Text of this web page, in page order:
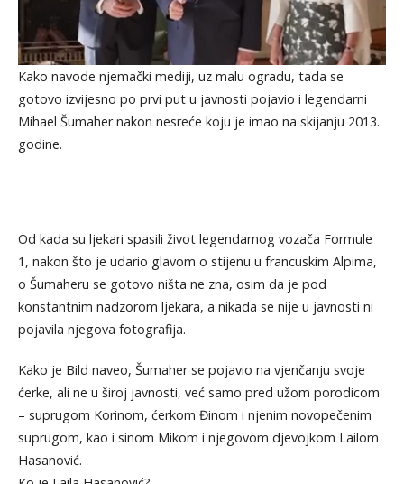
Kako navode njemački mediji, uz malu ogradu, tada se
gotovo izvijesno po prvi put u javnosti pojavio i legendarni
Mihael Šumaher nakon nesreće koju je imao na skijanju 2013.
godine.
Od kada su ljekari spasili život legendarnog vozača Formule
1, nakon što je udario glavom o stijenu u francuskim Alpima,
o Šumaheru se gotovo ništa ne zna, osim da je pod
konstantnim nadzorom ljekara, a nikada se nije u javnosti ni
pojavila njegova fotografija.
Kako je Bild naveo, Šumaher se pojavio na vjenčanju svoje
ćerke, ali ne u široj javnosti, već samo pred užom porodicom
– suprugom Korinom, ćerkom Đinom i njenim novopečenim
suprugom, kao i sinom Mikom i njegovom djevojkom Lailom
Hasanović.